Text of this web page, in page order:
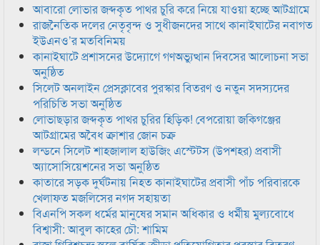
আবারো লোভার জব্দকৃত পাথর চুরি করে নিয়ে যাওয়া হচ্ছে আটগ্রামে
রাজনৈতিক দলের নেতৃবৃন্দ ও সুধীজনদের সাথে কানাইঘাটের নবাগত
ইউএনও’র মতবিনিময়
কানাইঘাটে প্রশাসনের উদ্যোগে গণঅভ্যুত্থান দিবসের আলোচনা সভা
অনুষ্ঠিত
সিলেট অনলাইন প্রেসক্লাবের পুরস্কার বিতরণ ও নতুন সদস্যদের
পরিচিতি সভা অনুষ্ঠিত
লোভাছড়ার জব্দকৃত পাথর চুরির হিড়িক! বেপরোয়া জকিগঞ্জের
আটগ্রামের অবৈধ ক্রাশার জোন চক্র
লন্ডনে সিলেট শাহজালাল হাউজিং এস্টেটস (উপশহর) প্রবাসী
অ্যাসোসিয়েশনের সভা অনুষ্ঠিত
কাতারে সড়ক দুর্ঘটনায় নিহত কানাইঘাটের প্রবাসী পাঁচ পরিবারকে
খেলাফত মজলিসের নগদ সহায়তা
বিএনপি সকল ধর্মের মানুষের সমান অধিকার ও ধর্মীয় মুল্যবোধে
বিশ্বাসী: আবুল কাহের চৌ: শামিম